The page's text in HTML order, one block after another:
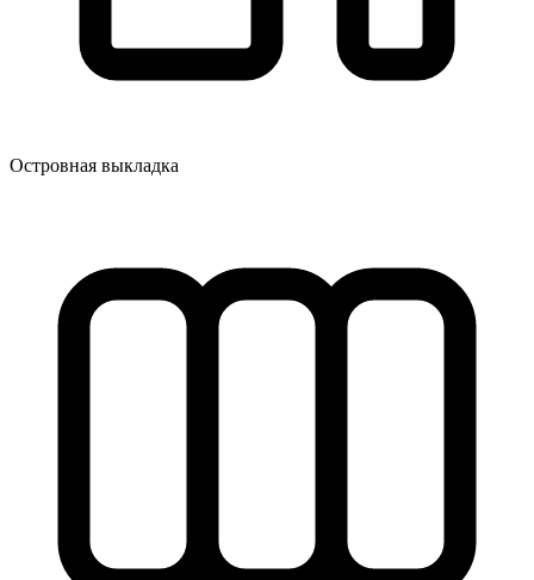
Островная выкладка